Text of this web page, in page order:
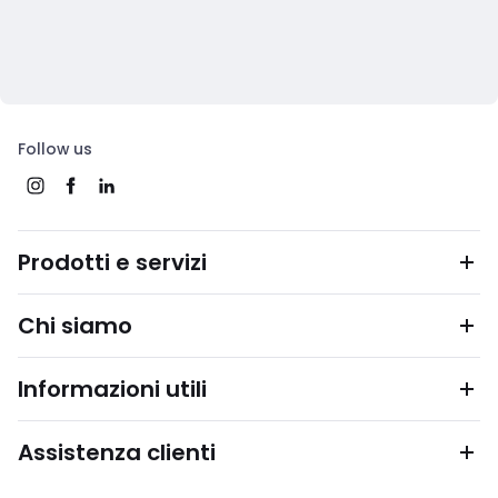
Follow us
Prodotti e servizi
Chi siamo
Informazioni utili
Assistenza clienti